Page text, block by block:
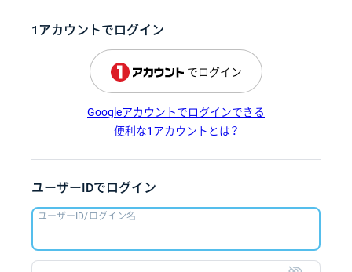
1アカウントでログイン
でログイン
Googleアカウントでログインできる
便利な1アカウントとは？
ユーザーIDでログイン
ユーザーID/ログイン名